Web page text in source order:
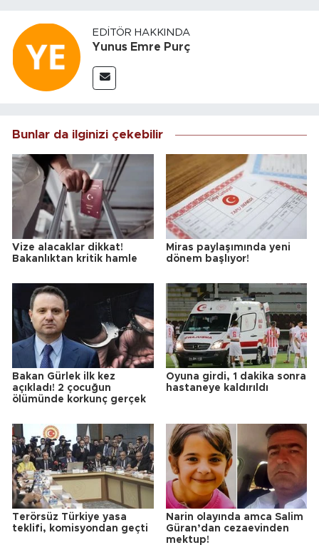
EDITÖR HAKKINDA
Yunus Emre Purç
Bunlar da ilginizi çekebilir
Vize alacaklar dikkat!
Bakanlıktan kritik hamle
Miras paylaşımında yeni
dönem başlıyor!
Bakan Gürlek ilk kez
açıkladı! 2 çocuğun
ölümünde korkunç gerçek
Oyuna girdi, 1 dakika sonra
hastaneye kaldırıldı
Terörsüz Türkiye yasa
teklifi, komisyondan geçti
Narin olayında amca Salim
Güran’dan cezaevinden
mektup!